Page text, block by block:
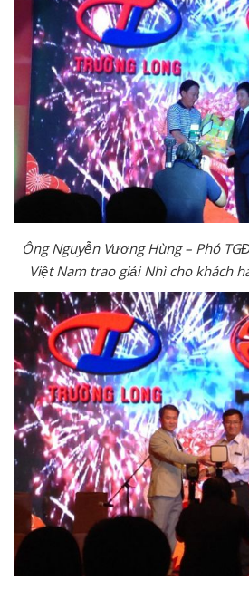
Ông Nguyễn Vương Hùng – Phó
Việt Nam trao giải Nhì cho